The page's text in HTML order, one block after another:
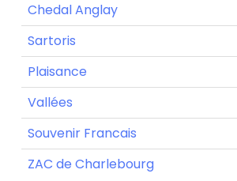
Chedal Anglay
Sartoris
Plaisance
Vallées
Souvenir Francais
ZAC de Charlebourg